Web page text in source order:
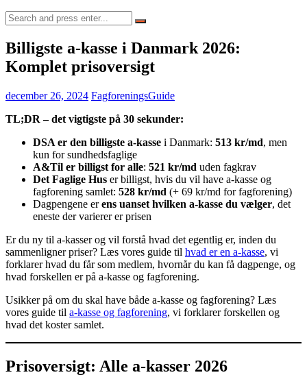
Search
for:
Billigste a-kasse i Danmark 2026:
Komplet prisoversigt
december 26, 2024 FagforeningsGuide
TL;DR – det vigtigste på 30 sekunder:
DSA er den billigste a-kasse i Danmark: 513 kr/md, men
kun for sundhedsfaglige
A&Til er billigst for alle: 521 kr/md uden fagkrav
Det Faglige Hus er billigst, hvis du vil have a-kasse og
fagforening samlet: 528 kr/md (+ 69 kr/md for fagforening)
Dagpengene erens uanset hvilken a-kasse du vælger, det
eneste der varierer er prisen
Er du ny til a-kasser og vil forstå hvad det egentlig er, inden du
sammenligner priser? Læs vores guide til hvad er en a-kasse, vi
forklarer hvad du får som medlem, hvornår du kan få dagpenge, og
hvad forskellen er på a-kasse og fagforening.
Usikker på om du skal have både a-kasse og fagforening? Læs
vores guide til a-kasse og fagforening, vi forklarer forskellen og
hvad det koster samlet.
Prisoversigt: Alle a-kasser 2026